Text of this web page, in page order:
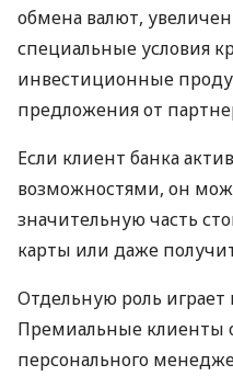
обмена валют,
специальные условия
инвестиционные
предложения от
Если клиент банка
возможностями, он
значительную часть
карты или даже
Отдельную роль играет
Премиальные клиенты
персонального